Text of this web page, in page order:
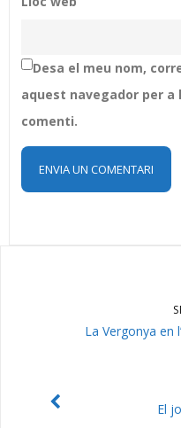
Desa el meu nom,
aquest navegador per a
comenti.
La Vergonya en
El